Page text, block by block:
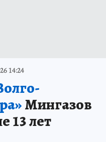
14:24
Мингазов
13 лет